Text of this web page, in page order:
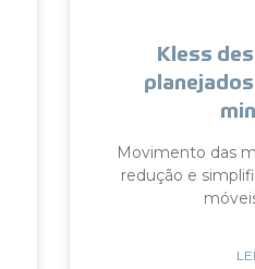
Kless
Movimento das
redução e